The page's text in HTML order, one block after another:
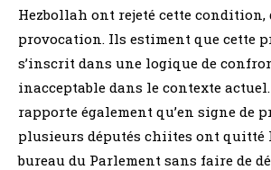
Hezbollah ont rejeté cette condition,
provocation. Ils estiment que cette
s’inscrit dans une logique de
inacceptable dans le contexte
rapporte également qu’en signe de
plusieurs députés chiites ont quitté
bureau du Parlement sans faire de